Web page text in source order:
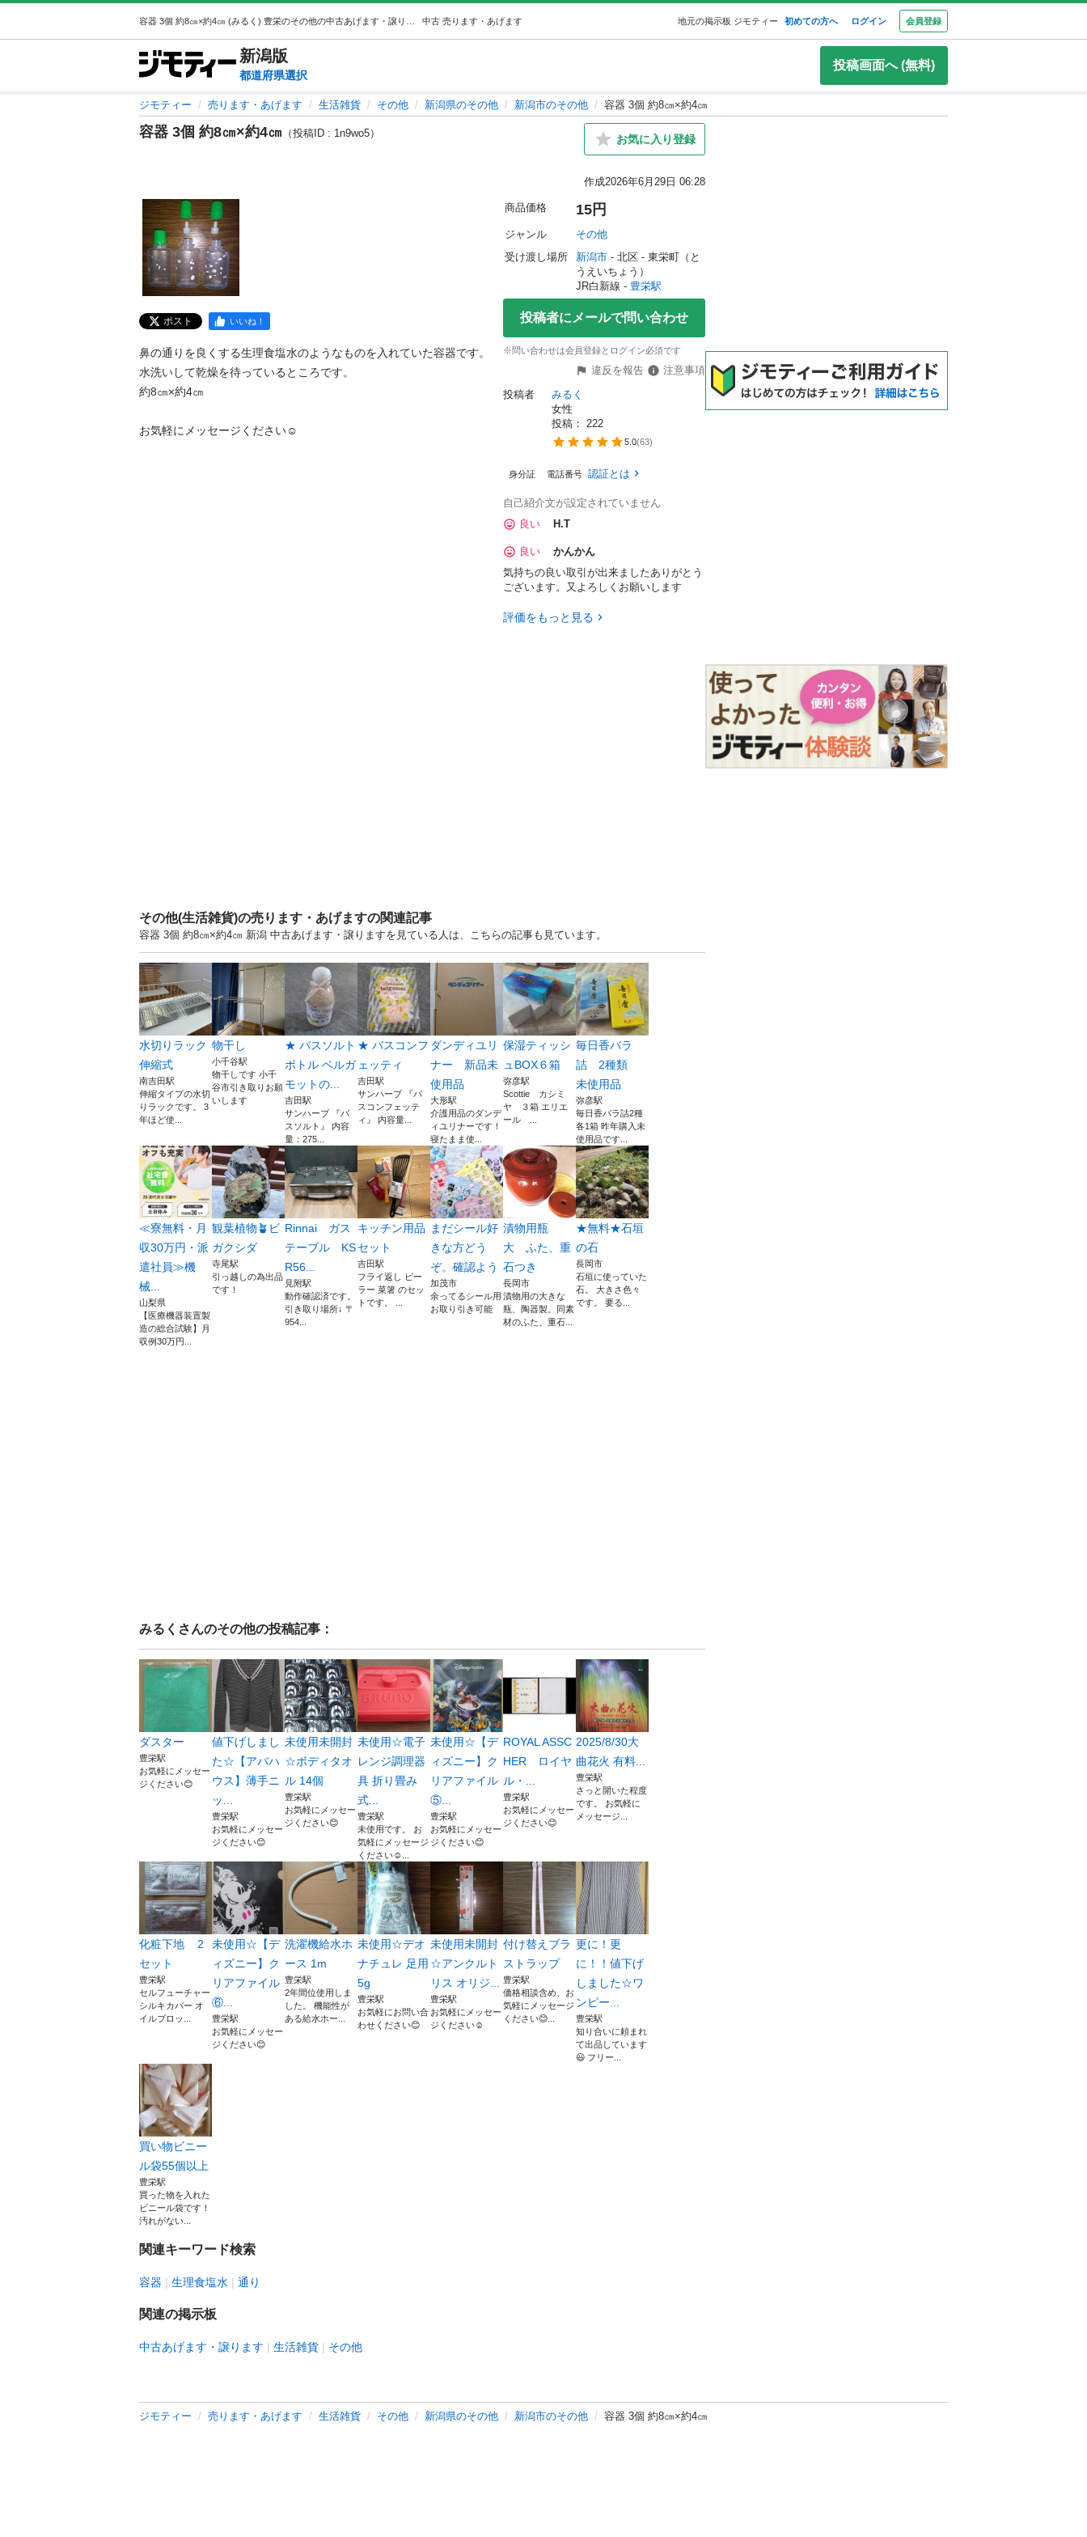
中古 売ります・あげます 地元の掲示板 ジモティー 初めての方へ ログイン 会員登録
新潟版
都道府県選択
投稿画面へ (無料)
ジモティー 売ります・あげます 生活雑貨 その他 新潟県のその他 新潟市のその他 容器 3個 約8㎝×約4㎝
容器 3個 約8㎝×約4㎝ （投稿ID : 1n9wo5） お気に入り登録
作成2026年6月29日 06:28
ポスト いいね！
鼻の通りを良くする生理食塩水のようなものを入れていた容器です。
水洗いして乾燥を待っているところです。
約8㎝×約4㎝
お気軽にメッセージください☺️
商品価格 15円
ジャンル
その他
受け渡し場所
新潟市 - 北区 - 東栄町（と
うえいちょう）
JR白新線 - 豊栄駅
投稿者にメールで問い合わせ
※問い合わせは会員登録とログイン必須です
違反を報告
注意事項
投稿者
みるく
女性
投稿： 222
5.0(63)
身分証 電話番号 認証とは
自己紹介文が設定されていません
良い
H.T
良い
かんかん
気持ちの良い取引が出来ましたありがとう
ございます。又よろしくお願いします
評価をもっと見る
その他(生活雑貨)の売ります・あげますの関連記事
容器 3個 約8㎝×約4㎝ 新潟 中古あげます・譲りますを見ている人は、こちらの記事も見ています。
水切りラック
伸縮式
南吉田駅
伸縮タイプの水切
りラックです。 3
年ほど使...
物干し
小千谷駅
物干しです 小千
谷市引き取りお願
いします
★ バスソルト
ボトル ベルガ
モットの...
吉田駅
サンハーブ 『バ
スソルト』 内容
量：275...
★ バスコンフ
ェッティ
吉田駅
サンハーブ 『バ
スコンフェッテ
ィ』 内容量...
ダンディユリ
ナー 新品未
使用品
大形駅
介護用品のダンデ
ィユリナーです！
寝たまま使...
保湿ティッシ
ュBOX６箱
弥彦駅
Scottie カシミ
ヤ ３箱 エリエ
ール ...
毎日香バラ
詰 2種類
未使用品
弥彦駅
毎日香バラ詰2種
各1箱 昨年購入未
使用品です...
≪寮無料・月
収30万円・派
遣社員≫機
械...
山梨県
【医療機器装置製
造の総合試験】月
収例30万円...
観葉植物🪴ビ
ガクシダ
寺尾駅
引っ越しの為出品
です！
Rinnai ガス
テーブル KS
R56...
見附駅
動作確認済です。
引き取り場所↓ 〒
954...
キッチン用品
セット
吉田駅
フライ返し ピー
ラー 菜箸 のセッ
トです。 ...
まだシール好
きな方どう
ぞ。確認よう
加茂市
余ってるシール用
お取り引き可能
漬物用瓶
大 ふた、重
石つき
長岡市
漬物用の大きな
瓶、陶器製。同素
材のふた、重石...
★無料★石垣
の石
長岡市
石垣に使っていた
石。 大きさ色々
です。 要る...
みるく さんのその他の投稿記事：
ダスター
豊栄駅
お気軽にメッセー
ジください😊
値下げしまし
た☆【アバハ
ウス】薄手ニ
ッ...
豊栄駅
お気軽にメッセー
ジください😊
未使用未開封
☆ボディタオ
ル 14個
豊栄駅
お気軽にメッセー
ジください😊
未使用☆電子
レンジ調理器
具 折り畳み
式...
豊栄駅
未使用です。 お
気軽にメッセージ
ください☺️...
未使用☆【デ
ィズニー】ク
リアファイル
⑤...
豊栄駅
お気軽にメッセー
ジください😊
ROYAL ASSC
HER ロイヤ
ル・...
豊栄駅
お気軽にメッセー
ジください😊
2025/8/30大
曲花火 有料...
豊栄駅
さっと開いた程度
です。 お気軽に
メッセージ...
化粧下地 2
セット
豊栄駅
セルフューチャー
シルキカバー オ
イルブロッ...
未使用☆【デ
ィズニー】ク
リアファイル
⑥...
豊栄駅
お気軽にメッセー
ジください😊
洗濯機給水ホ
ース 1m
豊栄駅
2年間位使用しま
した。 機能性が
ある給水ホー...
未使用☆デオ
ナチュレ 足用
5g
豊栄駅
お気軽にお問い合
わせください😊
未使用未開封
☆アンクルト
リス オリジ...
豊栄駅
お気軽にメッセー
ジください☺️
付け替えブラ
ストラップ
豊栄駅
価格相談含め、お
気軽にメッセージ
ください😊...
更に！更
に！！値下げ
しました☆ワ
ンピー...
豊栄駅
知り合いに頼まれ
て出品しています
😃 フリー...
買い物ビニー
ル袋55個以上
豊栄駅
買った物を入れた
ビニール袋です！
汚れがない...
関連キーワード検索
容器 生理食塩水 通り
関連の掲示板
中古あげます・譲ります 生活雑貨 その他
ジモティー 売ります・あげます 生活雑貨 その他 新潟県のその他 新潟市のその他 容器 3個 約8㎝×約4㎝